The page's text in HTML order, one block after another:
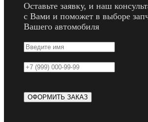
Оставьте заявку, и наш
с Вами и поможет в выборе
Вашего автомобиля